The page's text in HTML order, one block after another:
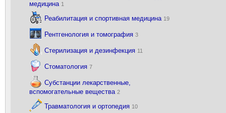
медицина 1
Реабилитация и спортивная медицина 19
Рентгенология и томография 3
Стерилизация и дезинфекция 11
Стоматология 7
Субстанции лекарственные,
вспомогательные вещества 2
Травматология и ортопедия 10